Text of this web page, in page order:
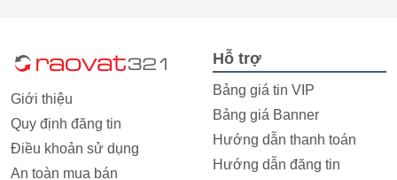
Giới thiệu
Quy định đăng tin
Điều khoản sử dụng
An toàn mua bán
Hỗ trợ
Bảng giá tin VIP
Bảng giá Banner
Hướng dẫn thanh toán
Hướng dẫn đăng tin